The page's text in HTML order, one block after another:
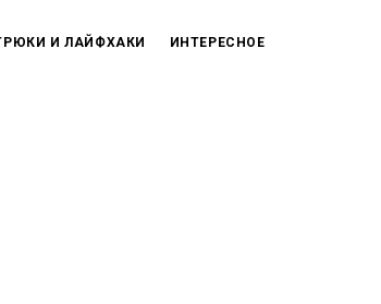
И ЛАЙФХАКИ ИНТЕРЕСНОЕ